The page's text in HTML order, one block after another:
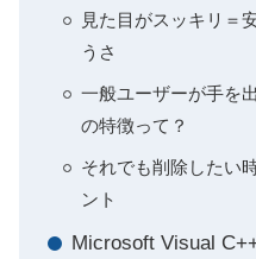
見た目がスッキリ＝
うさ
一般ユーザーが手を
の特徴って？
それでも削除したい
ント
Microsoft Visual